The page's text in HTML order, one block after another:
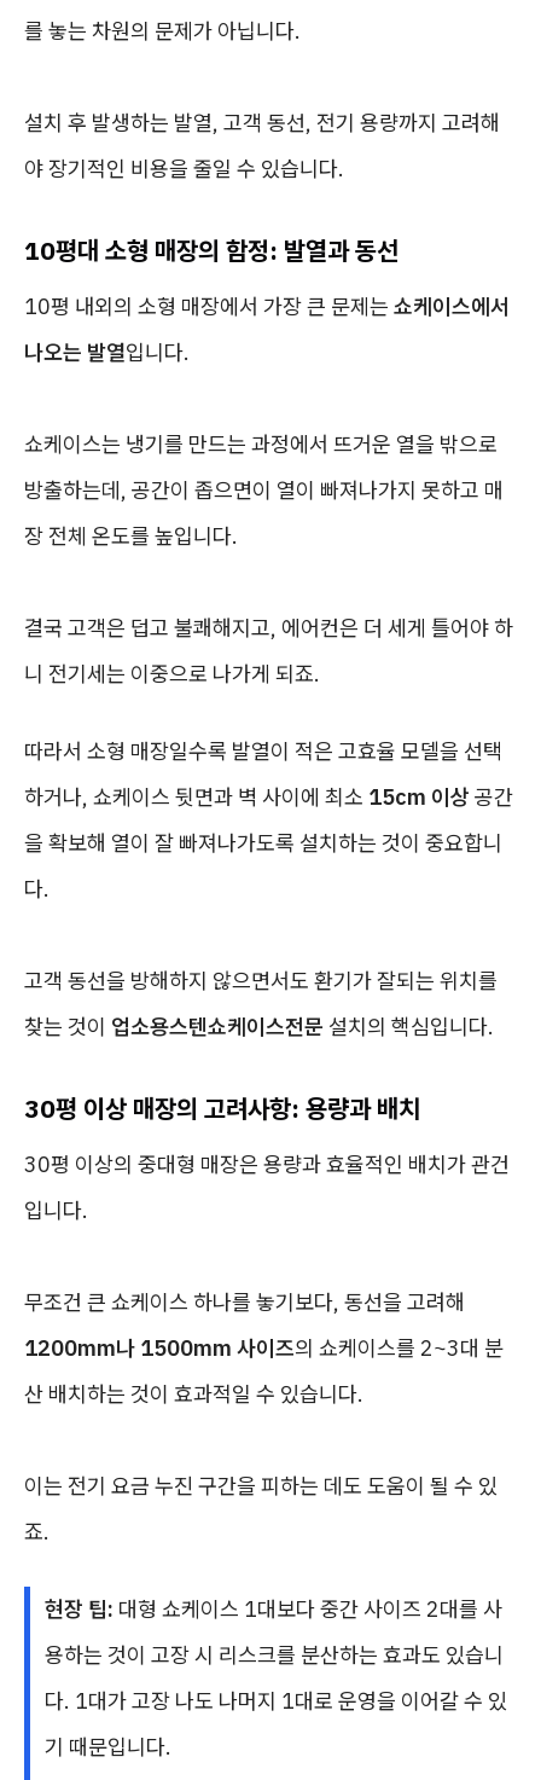
를 놓는 차원의 문제가 아닙니다.
설치 후 발생하는 발열, 고객 동선, 전기 용량까지 고려해
야 장기적인 비용을 줄일 수 있습니다.
10평대 소형 매장의 함정: 발열과 동선
10평 내외의 소형 매장에서 가장 큰 문제는 쇼케이스에서
나오는 발열입니다.
쇼케이스는 냉기를 만드는 과정에서 뜨거운 열을 밖으로
방출하는데, 공간이 좁으면이 열이 빠져나가지 못하고 매
장 전체 온도를 높입니다.
결국 고객은 덥고 불쾌해지고, 에어컨은 더 세게 틀어야 하
니 전기세는 이중으로 나가게 되죠.
따라서 소형 매장일수록 발열이 적은 고효율 모델을 선택
하거나, 쇼케이스 뒷면과 벽 사이에 최소 15cm 이상 공간
을 확보해 열이 잘 빠져나가도록 설치하는 것이 중요합니
다.
고객 동선을 방해하지 않으면서도 환기가 잘되는 위치를
찾는 것이 업소용스텐쇼케이스전문 설치의 핵심입니다.
30평 이상 매장의 고려사항: 용량과 배치
30평 이상의 중대형 매장은 용량과 효율적인 배치가 관건
입니다.
무조건 큰 쇼케이스 하나를 놓기보다, 동선을 고려해
1200mm나 1500mm 사이즈의 쇼케이스를 2~3대 분
산 배치하는 것이 효과적일 수 있습니다.
이는 전기 요금 누진 구간을 피하는 데도 도움이 될 수 있
죠.
현장 팁: 대형 쇼케이스 1대보다 중간 사이즈 2대를 사
용하는 것이 고장 시 리스크를 분산하는 효과도 있습니
다. 1대가 고장 나도 나머지 1대로 운영을 이어갈 수 있
기 때문입니다.